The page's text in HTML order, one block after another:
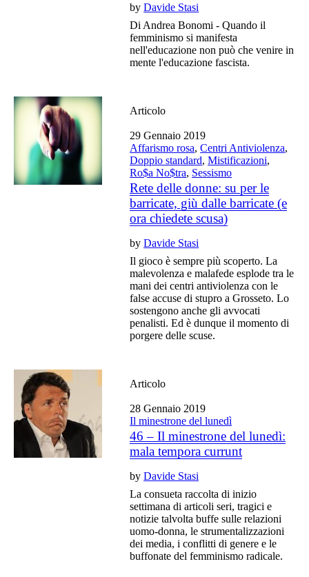
byDavide Stasi
Di Andrea Bonomi - Quando il
femminismo si manifesta
nell'educazione non può che venire in
mente l'educazione fascista.
Articolo
29 Gennaio 2019
Affarismo rosa,Centri Antiviolenza,
Doppio standard,Mistificazioni,
Ro$a No$tra, Sessismo
Rete delle donne: su per le
barricate, giù dalle barricate (e
ora chiedete scusa)
byDavide Stasi
Il gioco è sempre più scoperto. La
malevolenza e malafede esplode tra le
mani dei centri antiviolenza con le
false accuse di stupro a Grosseto. Lo
sostengono anche gli avvocati
penalisti. Ed è dunque il momento di
porgere delle scuse.
Articolo
28 Gennaio 2019
Il minestrone del lunedì
46 – Il minestrone del lunedì:
mala tempora currunt
byDavide Stasi
La consueta raccolta di inizio
settimana di articoli seri, tragici e
notizie talvolta buffe sulle relazioni
uomo-donna, le strumentalizzazioni
dei media, i conflitti di genere e le
buffonate del femminismo radicale.